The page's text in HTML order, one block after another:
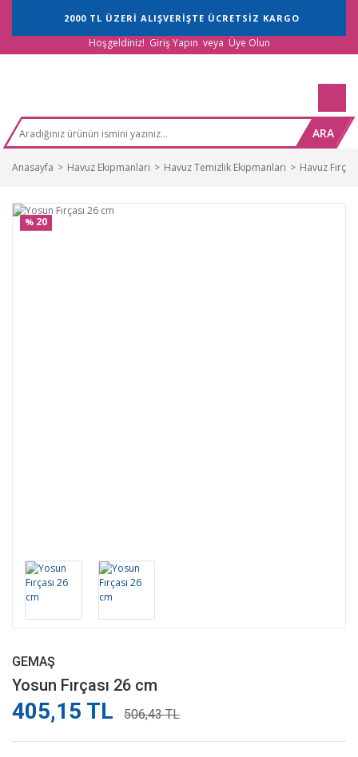
2000 TL ÜZERİ ALIŞVERİŞTE ÜCRETSİZ KARGO
Hoşgeldiniz! Giriş Yapın veya Üye Olun
ARA
Anasayfa Havuz Ekipmanları Havuz Temizlik Ekipmanları Havuz
% 20
GEMAŞ
Yosun Fırçası 26 cm
405,15 TL 506,43 TL